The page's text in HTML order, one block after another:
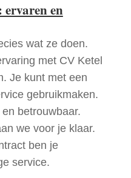
ervaren en
wat ze doen.
met CV Ketel
Je kunt met een
gebruikmaken.
betrouwbaar.
we voor je klaar.
ben je
service.